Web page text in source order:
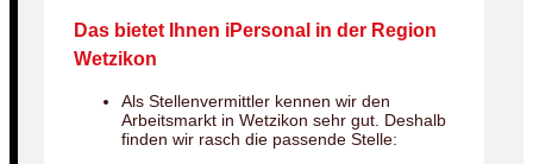
Das bietet Ihnen iPersonal in der Region
Wetzikon
Als Stellenvermittler kennen wir den
Arbeitsmarkt in Wetzikon sehr gut. Deshalb
finden wir rasch die passende Stelle: